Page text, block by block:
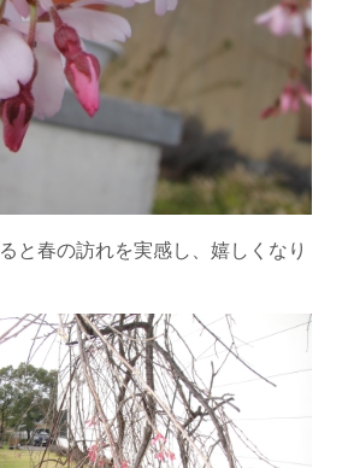
と春の訪れを実感し、嬉しくなり